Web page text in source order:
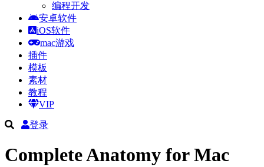
编程开发
安卓软件
iOS软件
mac游戏
插件
模板
素材
教程
VIP
登录
Complete Anatomy for Mac